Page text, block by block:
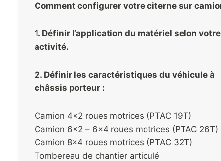
Comment configurer votre citerne sur
1. Définir l’application du matériel selon votre
activité.
2. Définir les caractéristiques du véhicule à
châssis porteur :
Camion 4×2 roues motrices (PTAC 19T)
Camion 6×2 – 6×4 roues motrices (PTAC 26T)
Camion 8×4 roues motrices (PTAC 32T)
Tombereau de chantier articulé